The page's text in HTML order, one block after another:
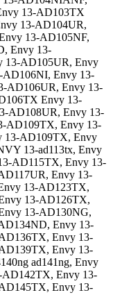
13-AD103TX
13-AD104UR,
13-AD105NF,
Envy 13-
13-AD105UR, Envy
AD106NI, Envy 13-
AD106UR, Envy 13-
Envy 13-
AD108UR, Envy 13-
AD109TX, Envy 13-
13-AD109TX, Envy
13-ad113tx, Envy
AD115TX, Envy 13-
Envy 13-
13-AD123TX,
13-AD126TX,
13-AD130NG,
Envy 13-
Envy 13-
Envy 13-
ad141ng, Envy
AD142TX, Envy 13-
Envy 13-